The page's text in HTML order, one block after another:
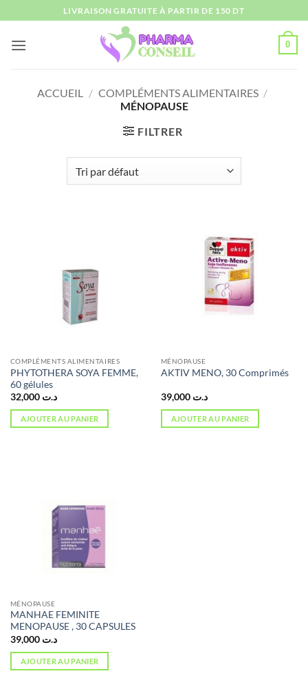
au
contenu
LIVRAISON GRATUITE À PARTIR DE 150 DT
0
ACCUEIL / COMPLÉMENTS ALIMENTAIRES /
MÉNOPAUSE
FILTRER
COMPLÉMENTS ALIMENTAIRES
PHYTOTHERA SOYA FEMME,
60 gélules
د.ت 32,000
AJOUTER AU PANIER
MÉNOPAUSE
AKTIV MENO, 30 Comprimés
د.ت 39,000
AJOUTER AU PANIER
MÉNOPAUSE
MANHAE FEMINITE
MENOPAUSE , 30 CAPSULES
د.ت 39,000
AJOUTER AU PANIER